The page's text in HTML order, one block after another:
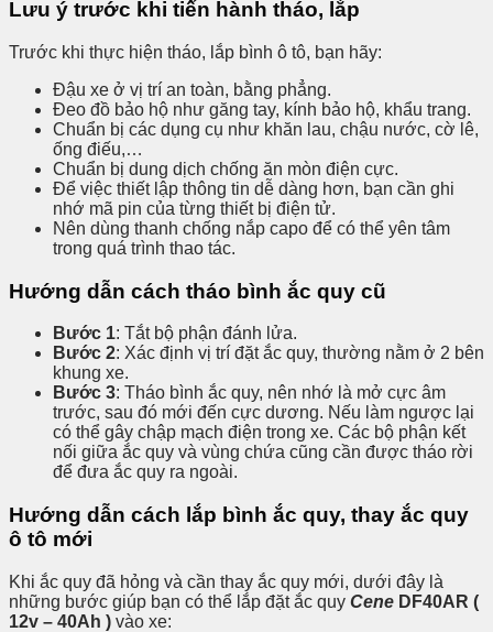
Lưu ý trước khi tiến hành tháo, lắp
Trước khi thực hiện tháo, lắp bình ô tô, bạn hãy:
Đậu xe ở vị trí an toàn, bằng phẳng.
Đeo đồ bảo hộ như găng tay, kính bảo hộ, khẩu trang.
Chuẩn bị các dụng cụ như khăn lau, chậu nước, cờ lê,
ống điếu,…
Chuẩn bị dung dịch chống ăn mòn điện cực.
Để việc thiết lập thông tin dễ dàng hơn, bạn cần ghi
nhớ mã pin của từng thiết bị điện tử.
Nên dùng thanh chống nắp capo để có thể yên tâm
trong quá trình thao tác.
Hướng dẫn cách tháo bình ắc quy cũ
Bước 1: Tắt bộ phận đánh lửa.
Bước 2: Xác định vị trí đặt ắc quy, thường nằm ở 2 bên
khung xe.
Bước 3: Tháo bình ắc quy, nên nhớ là mở cực âm
trước, sau đó mới đến cực dương. Nếu làm ngược lại
có thể gây chập mạch điện trong xe. Các bộ phận kết
nối giữa ắc quy và vùng chứa cũng cần được tháo rời
để đưa ắc quy ra ngoài.
Hướng dẫn cách lắp bình ắc quy, thay ắc quy
ô tô mới
Khi ắc quy đã hỏng và cần thay ắc quy mới, dưới đây là
những bước giúp bạn có thể lắp đặt ắc quy Cene DF40AR (
12v – 40Ah ) vào xe: